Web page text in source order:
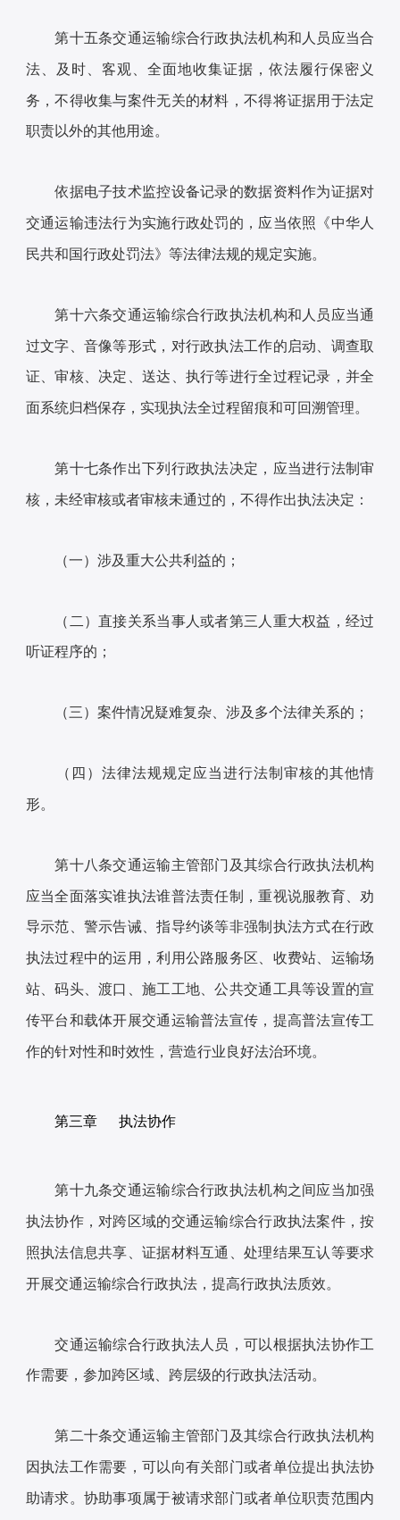
第十五条交通运输综合行政执法机构和人员应当合
法、及时、客观、全面地收集证据，依法履行保密义
务，不得收集与案件无关的材料，不得将证据用于法定
职责以外的其他用途。
依据电子技术监控设备记录的数据资料作为证据对
交通运输违法行为实施行政处罚的，应当依照《中华人
民共和国行政处罚法》等法律法规的规定实施。
第十六条交通运输综合行政执法机构和人员应当通
过文字、音像等形式，对行政执法工作的启动、调查取
证、审核、决定、送达、执行等进行全过程记录，并全
面系统归档保存，实现执法全过程留痕和可回溯管理。
第十七条作出下列行政执法决定，应当进行法制审
核，未经审核或者审核未通过的，不得作出执法决定：
（一）涉及重大公共利益的；
（二）直接关系当事人或者第三人重大权益，经过
听证程序的；
（三）案件情况疑难复杂、涉及多个法律关系的；
（四）法律法规规定应当进行法制审核的其他情
形。
第十八条交通运输主管部门及其综合行政执法机构
应当全面落实谁执法谁普法责任制，重视说服教育、劝
导示范、警示告诫、指导约谈等非强制执法方式在行政
执法过程中的运用，利用公路服务区、收费站、运输场
站、码头、渡口、施工工地、公共交通工具等设置的宣
传平台和载体开展交通运输普法宣传，提高普法宣传工
作的针对性和时效性，营造行业良好法治环境。
第三章 执法协作
第十九条交通运输综合行政执法机构之间应当加强
执法协作，对跨区域的交通运输综合行政执法案件，按
照执法信息共享、证据材料互通、处理结果互认等要求
开展交通运输综合行政执法，提高行政执法质效。
交通运输综合行政执法人员，可以根据执法协作工
作需要，参加跨区域、跨层级的行政执法活动。
第二十条交通运输主管部门及其综合行政执法机构
因执法工作需要，可以向有关部门或者单位提出执法协
助请求。协助事项属于被请求部门或者单位职责范围内